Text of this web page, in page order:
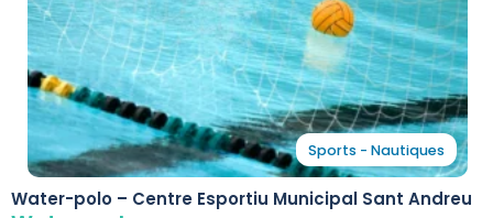
Sports - Nautiques
Water-polo – Centre Esportiu Municipal Sant Andreu